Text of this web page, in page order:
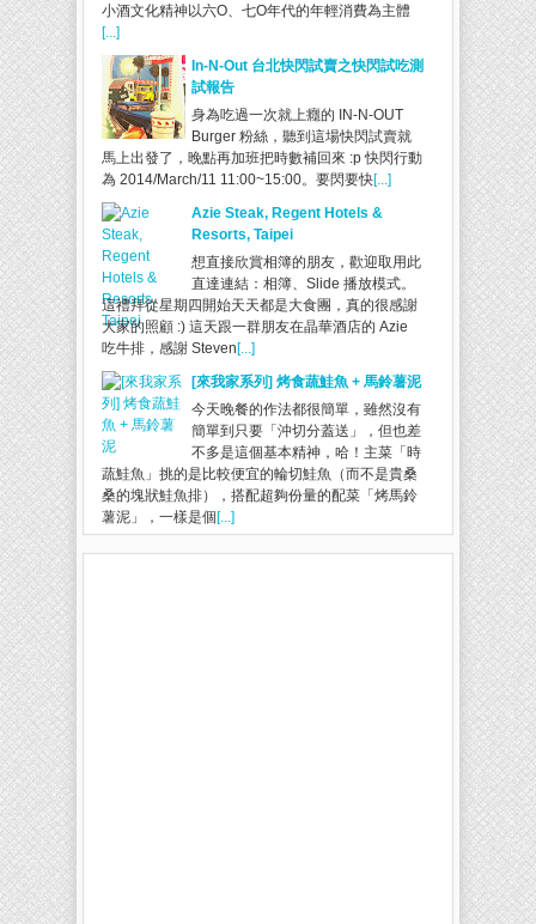
小酒文化精神以六O、七O年代的年輕消費為主體
[...]
In-N-Out 台北快閃試賣之快閃試吃測
試報告
身為吃過一次就上癮的 IN-N-OUT
Burger 粉絲，聽到這場快閃試賣就
馬上出發了，晚點再加班把時數補回來 :p 快閃行動
為 2014/March/11 11:00~15:00。要閃要快[...]
Azie Steak, Regent Hotels &
Resorts, Taipei
想直接欣賞相簿的朋友，歡迎取用此
直達連結：相簿、Slide 播放模式。
這禮拜從星期四開始天天都是大食團，真的很感謝
大家的照顧 :) 這天跟一群朋友在晶華酒店的 Azie
吃牛排，感謝 Steven[...]
[來我家系列] 烤食蔬鮭魚 + 馬鈴薯泥
今天晚餐的作法都很簡單，雖然沒有
簡單到只要「沖切分蓋送」，但也差
不多是這個基本精神，哈！主菜「時
蔬鮭魚」挑的是比較便宜的輪切鮭魚（而不是貴桑
桑的塊狀鮭魚排），搭配超夠份量的配菜「烤馬鈴
薯泥」，一樣是個[...]